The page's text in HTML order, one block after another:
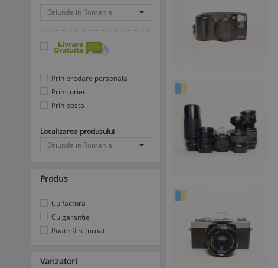
Oriunde in Romania
Prin predare personala
Prin curier
Prin posta
Localizarea produsului
Oriunde in Romania
Produs
Cu factura
Cu garantie
Poate fi returnat
Vanzatori